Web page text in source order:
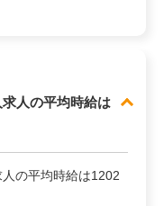
人の平均時給は
の平均時給は1202